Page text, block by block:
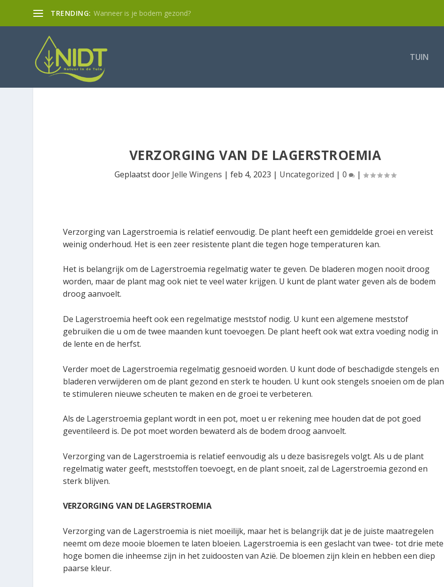
TRENDING: Wanneer is je bodem gezond?
TUIN
VERZORGING VAN DE LAGERSTROEMIA
Geplaatst door Jelle Wingens | feb 4, 2023 | Uncategorized | 0 |
Verzorging van Lagerstroemia is relatief eenvoudig. De plant heeft een gemiddelde groei en vereist
weinig onderhoud. Het is een zeer resistente plant die tegen hoge temperaturen kan.
Het is belangrijk om de Lagerstroemia regelmatig water te geven. De bladeren mogen nooit droog
worden, maar de plant mag ook niet te veel water krijgen. U kunt de plant water geven als de bodem
droog aanvoelt.
De Lagerstroemia heeft ook een regelmatige meststof nodig. U kunt een algemene meststof
gebruiken die u om de twee maanden kunt toevoegen. De plant heeft ook wat extra voeding nodig in
de lente en de herfst.
Verder moet de Lagerstroemia regelmatig gesnoeid worden. U kunt dode of beschadigde stengels en
bladeren verwijderen om de plant gezond en sterk te houden. U kunt ook stengels snoeien om de
te stimuleren nieuwe scheuten te maken en de groei te verbeteren.
Als de Lagerstroemia geplant wordt in een pot, moet u er rekening mee houden dat de pot goed
geventileerd is. De pot moet worden bewaterd als de bodem droog aanvoelt.
Verzorging van de Lagerstroemia is relatief eenvoudig als u deze basisregels volgt. Als u de plant
regelmatig water geeft, meststoffen toevoegt, en de plant snoeit, zal de Lagerstroemia gezond en
sterk blijven.
VERZORGING VAN DE LAGERSTROEMIA
Verzorging van de Lagerstroemia is niet moeilijk, maar het is belangrijk dat je de juiste maatregelen
neemt om deze mooie bloemen te laten bloeien. Lagerstroemia is een geslacht van twee- tot drie
hoge bomen die inheemse zijn in het zuidoosten van Azië. De bloemen zijn klein en hebben een diep
paarse kleur.